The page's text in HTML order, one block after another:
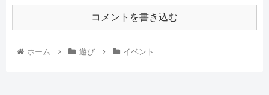
コメントを書き込む
ホーム 遊び イベント